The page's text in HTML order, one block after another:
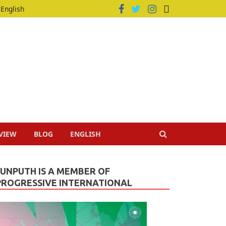
English
BLOG ENGLISH
IS A MEMBER OF
INTERNATIONAL